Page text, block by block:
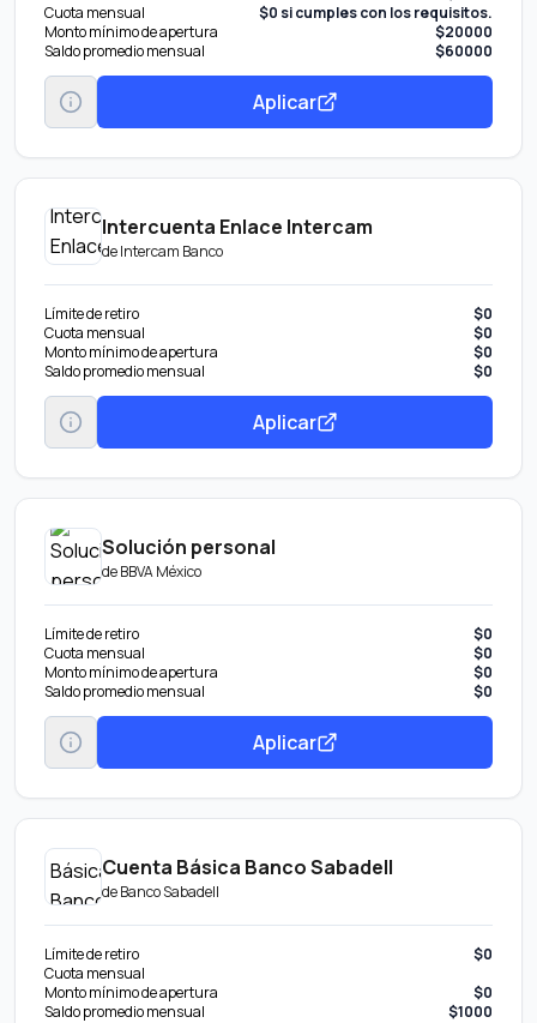
Cuota mensual
$0 si cumples con los requisitos.
Monto mínimo de apertura
$20000
Saldo promedio mensual
$60000
Aplicar
Intercuenta Enlace Intercam
deIntercam Banco
Límite de retiro
$0
Cuota mensual
$0
Monto mínimo de apertura
$0
Saldo promedio mensual
$0
Aplicar
Solución personal
deBBVA México
Límite de retiro
$0
Cuota mensual
$0
Monto mínimo de apertura
$0
Saldo promedio mensual
$0
Aplicar
Cuenta Básica Banco Sabadell
deBanco Sabadell
Límite de retiro
$0
Cuota mensual
Monto mínimo de apertura
$0
Saldo promedio mensual
$1000